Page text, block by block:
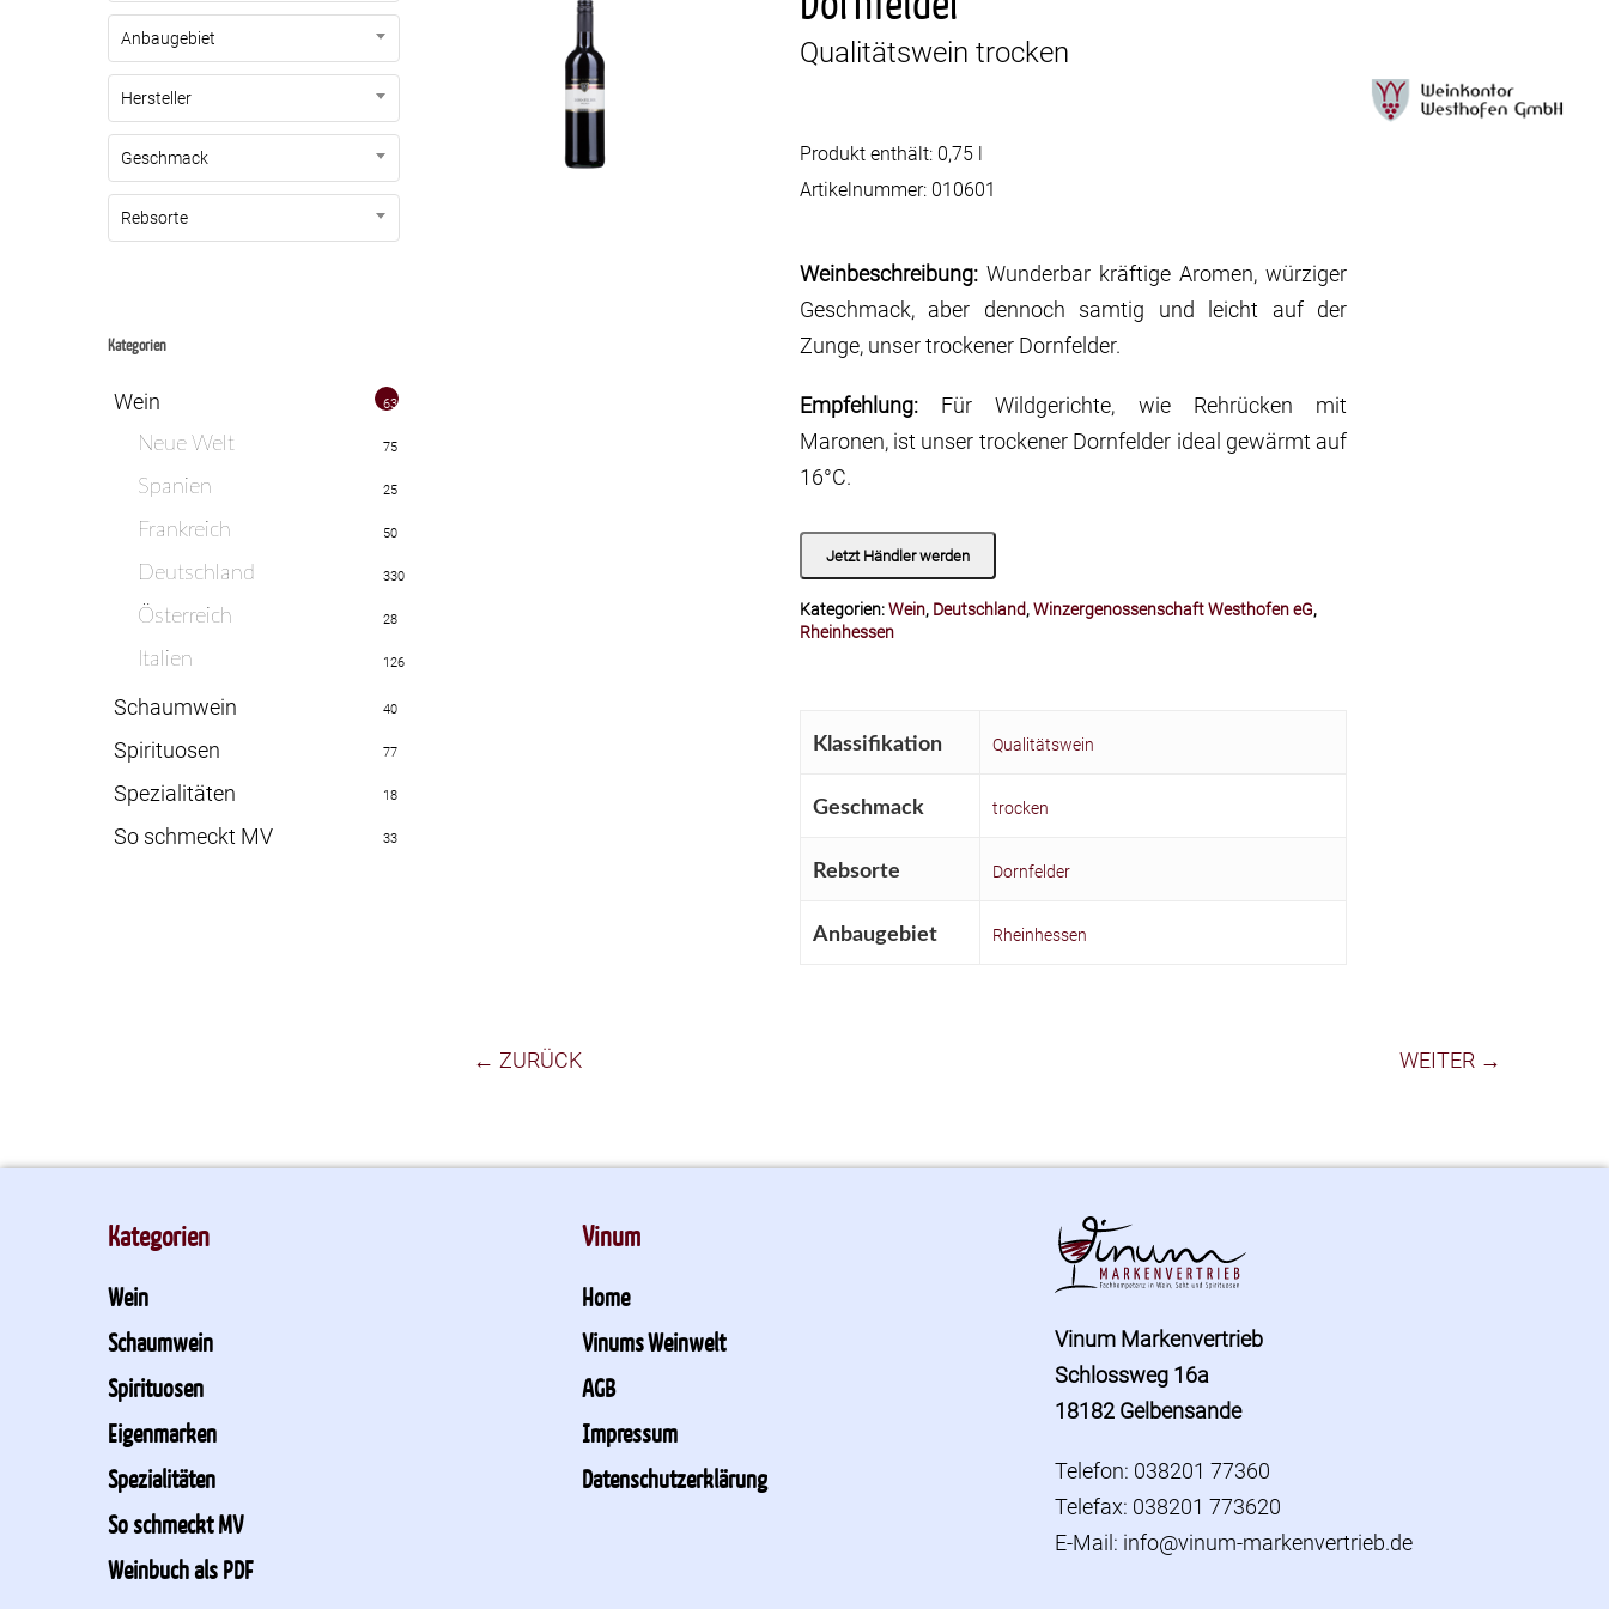
Anbaugebiet
Hersteller
Geschmack
Rebsorte
Kategorien
Wein 635
Neue Welt 75
Spanien 25
Frankreich 50
Deutschland 330
Österreich 28
Italien 126
Schaumwein 40
Spirituosen 77
Spezialitäten 18
So schmeckt MV 33
Qualitätswein trocken
Produkt enthält: 0,75
Artikelnummer:010601
Weinbeschreibung:Wunderbar kräftige Aromen, würziger
Geschmack, aber dennoch samtig und leicht auf der
Zunge, unser trockener Dornfelder.
Empfehlung:Für Wildgerichte, wie Rehrücken mit
Maronen, ist unser trockener Dornfelder ideal gewärmt auf
16°C.
Jetzt Händler werden
Kategorien:Wein, Deutschland,Winzergenossenschaft Westhofen eG,
Rheinhessen
Klassifikation Qualitätswein
Geschmack trocken
Rebsorte Dornfelder
Anbaugebiet Rheinhessen
← ZURÜCK WEITER →
Kategorien
Wein
Schaumwein
Spirituosen
Eigenmarken
Spezialitäten
So schmeckt MV
Weinbuch als PDF
Vinum
Home
Vinums Weinwelt
AGB
Impressum
Datenschutzerklärung
Vinum Markenvertrieb
Schlossweg 16a
18182 Gelbensande
Telefon: 038201 77360
Telefax: 038201 773620
E-Mail: info@vinum-markenvertrieb.de